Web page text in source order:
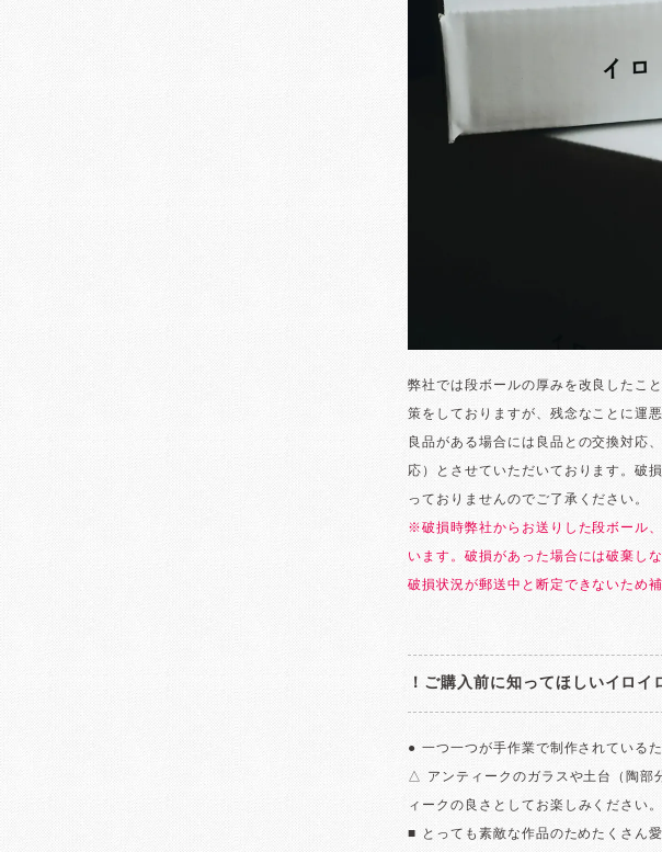
弊社では段ボールの厚みを改良したこ
策をしておりますが、残念なことに運
良品がある場合には良品との交換対応
応）とさせていただいております。破
っておりませんのでご了承ください。
※破損時弊社からお送りした段ボール
います。破損があった場合には破棄し
破損状況が郵送中と断定できないため
！ご購入前に知ってほしいイロイ
● 一つ一つが手作業で制作されている
△ アンティークのガラスや土台（陶部
ィークの良さとしてお楽しみください。
■ とっても素敵な作品のためたくさん